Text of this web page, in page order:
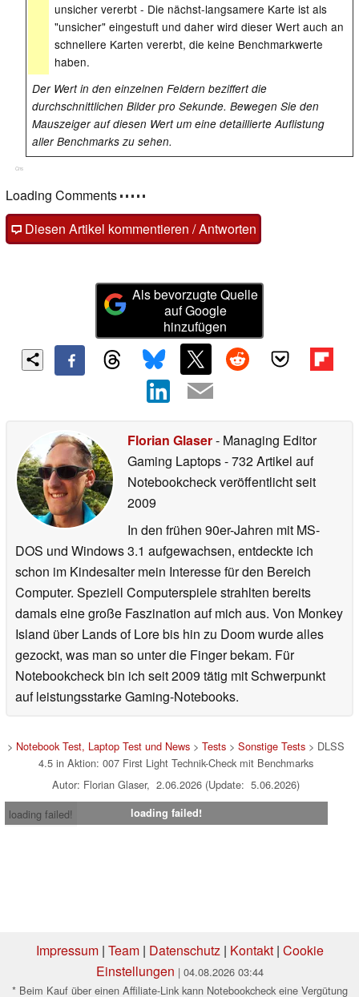
unsicher vererbt - Die nächst-langsamere Karte ist als
"unsicher" eingestuft und daher wird dieser Wert auch an
schnellere Karten vererbt, die keine Benchmarkwerte
haben.
Der Wert in den einzelnen Feldern beziffert die
durchschnittlichen Bilder pro Sekunde. Bewegen Sie den
Mauszeiger auf diesen Wert um eine detaillierte Auflistung
aller Benchmarks zu sehen.
Cns
Loading Comments
Diesen Artikel kommentieren / Antworten
Als bevorzugte Quelle
auf Google
hinzufügen
Florian Glaser- Managing Editor
Gaming Laptops- 732 Artikel auf
Notebookcheck veröffentlichtseit
2009
In den frühen 90er-Jahren mit MS-
DOS und Windows 3.1 aufgewachsen, entdeckte ich
schon im Kindesalter mein Interesse für den Bereich
Computer. Speziell Computerspiele strahlten bereits
damals eine große Faszination auf mich aus. Von Monkey
Island über Lands of Lore bis hin zu Doom wurde alles
gezockt, was man so unter die Finger bekam. Für
Notebookcheck bin ich seit 2009 tätig mit Schwerpunkt
auf leistungsstarke Gaming-Notebooks.
> Notebook Test, Laptop Test und News> Tests> Sonstige Tests> DLSS
4.5 in Aktion: 007 First Light Technik-Check mit Benchmarks
Autor: Florian Glaser, 2.06.2026 (Update: 5.06.2026)
loading failed!
loading failed!
Impressum| Team| Datenschutz| Kontakt| Cookie
Einstellungen | 04.08.2026 03:44
* Beim Kauf über einen Affiliate-Link kann Notebookcheck eine Vergütung